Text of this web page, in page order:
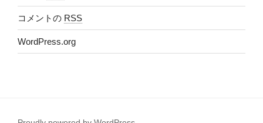
コメントの RSS
WordPress.org